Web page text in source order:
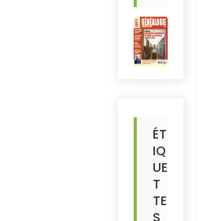
ÉT
IQ
UE
T
TE
S